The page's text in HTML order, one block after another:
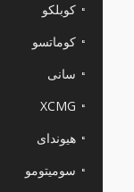
کوبلکو
کوماتسو
سانی
XCMG
هیوندای
سومیتومو